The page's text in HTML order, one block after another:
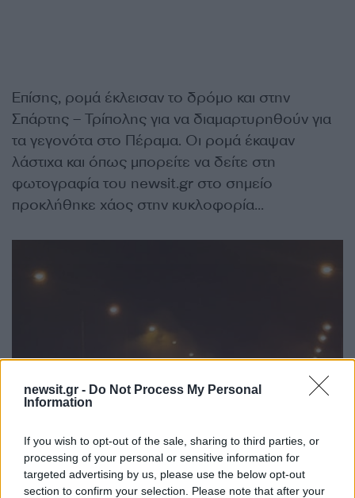
newsit.gr - Do Not Process My Personal
Information
If you wish to opt-out of the sale, sharing to third parties, or
processing of your personal or sensitive information for
targeted advertising by us, please use the below opt-out
section to confirm your selection. Please note that after your
Επίσης, ρομά έκλεισαν το δρόμο και στην
Σπάρτης – Τρίπολης για να διαμαρτυρηθούν για
τα γεγονότα στο Πέραμα. Οι ρομά έκαψαν
λάστιχα και όπως μπορείτε να δείτε στη
φωτογραφία του newsit.gr στο σημείο
προκλήθηκε χάος στην κυκλοφορία…